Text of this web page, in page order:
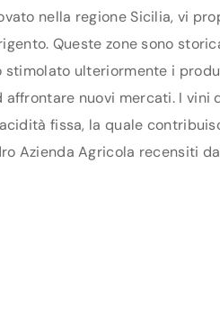
nella regione Sicilia, vi
Queste zone sono
ulteriormente i
nuovi mercati. I vini
fissa, la quale
Azienda Agricola recensiti